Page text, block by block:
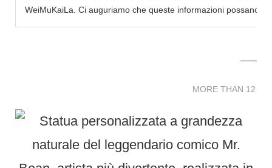
WeiMuKaiLa. Ci auguriamo che queste informazioni possano
MORE THAN 12